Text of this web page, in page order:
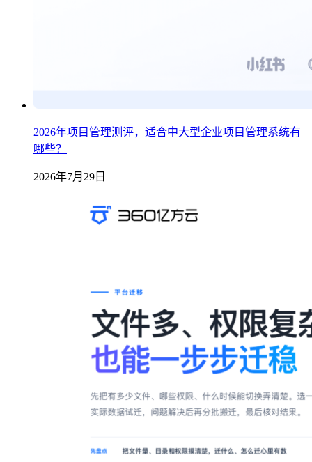
2026年项目管理测评，适合中大型企业项目管理系统有
哪些？
2026年7月29日